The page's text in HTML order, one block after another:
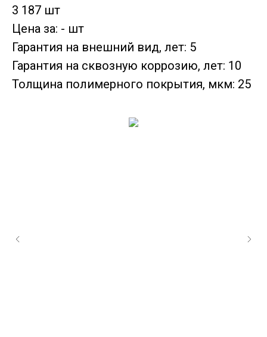
3 187 шт
Цена за: - шт
Гарантия на внешний вид, лет: 5
Гарантия на сквозную коррозию, лет: 10
Толщина полимерного покрытия, мкм: 25